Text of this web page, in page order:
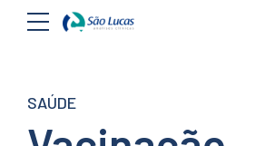
SAÚDE